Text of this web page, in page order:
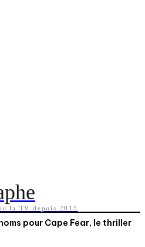
la TV depuis 2015
pour Cape Fear, le thriller